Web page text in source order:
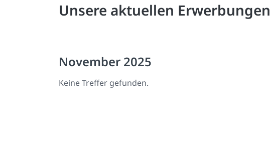
Unsere aktuellen Erwerbungen
November 2025
Keine Treffer gefunden.